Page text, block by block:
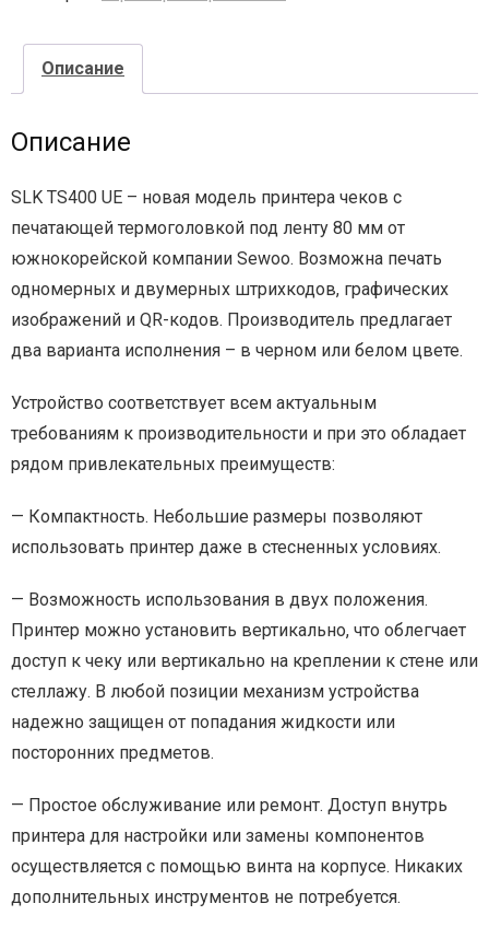
- - - Стационарные сканеры
Описание
Описание
SLK TS400 UE – новая модель принтера чеков с
печатающей термоголовкой под ленту 80 мм от
южнокорейской компании Sewoo. Возможна печать
одномерных и двумерных штрихкодов, графических
изображений и QR-кодов. Производитель предлагает
два варианта исполнения – в черном или белом цвете.
Устройство соответствует всем актуальным
требованиям к производительности и при это обладает
рядом привлекательных преимуществ:
— Компактность. Небольшие размеры позволяют
использовать принтер даже в стесненных условиях.
— Возможность использования в двух положения.
Принтер можно установить вертикально, что облегчает
доступ к чеку или вертикально на креплении к стене или
стеллажу. В любой позиции механизм устройства
надежно защищен от попадания жидкости или
посторонних предметов.
— Простое обслуживание или ремонт. Доступ внутрь
принтера для настройки или замены компонентов
осуществляется с помощью винта на корпусе. Никаких
дополнительных инструментов не потребуется.